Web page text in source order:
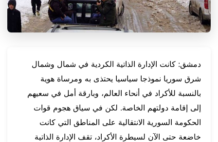
دمشق: كانت الإدارة الذاتية الكردية في شمال وشمال
شرق سوريا نموذجا سياسيا يحتذى به ومرساة هوية
بالنسبة للأكراد في أنحاء العالم، وبارقة أمل في سعيهم
إلى إقامة دولتهم الخاصة. لكن في سياق هجوم قوات
الحكومة السورية الانتقالية على المناطق التي كانت
خاضعة حتى الآن لسيطرة الأكراد، تقف الإدارة الذاتية